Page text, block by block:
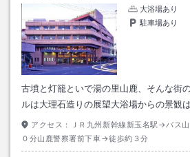
大浴場あり
駐車場あり
古墳と灯籠といで湯の里山鹿、そんな街
ルは大理石造りの展望大浴場からの景観は
アクセス：
ＪＲ九州新幹線新玉名駅→バス
０分山鹿警察署前下車→徒歩約３分